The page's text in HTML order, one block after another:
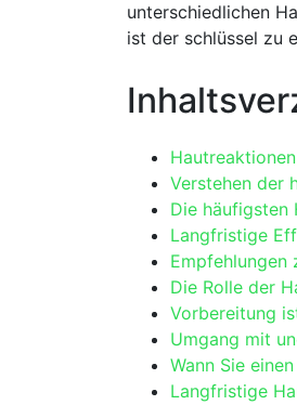
unterschiedlichen
ist der schlüssel zu
Verstehen der
Die häufigsten
Langfristige
Die Rolle der
Vorbereitung
Umgang‍ mit‌
Wann Sie
Langfristige